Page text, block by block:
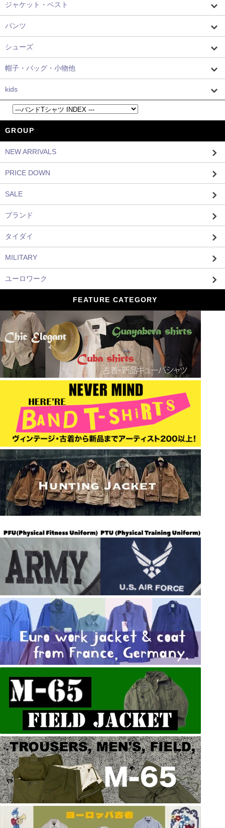
ジャケット・ベスト
パンツ
シューズ
帽子・バッグ・小物他
kids
GROUP
NEW ARRIVALS
PRICE DOWN
SALE
ブランド
タイダイ
MILITARY
ユーロワーク
FEATURE CATEGORY